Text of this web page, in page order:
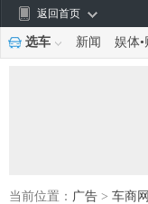
返回首页
选车 新闻 娱体•
当前位置： 广告 > 车商网